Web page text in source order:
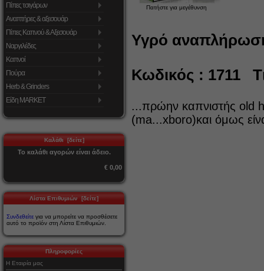
Πίπες τσιγάρων
Αναπτήρες & αξεσουάρ
Πίπες Καπνού & Αξεσουάρ
Ναργιλέδες
Καπνοί
Πούρα
Herb & Grinders
Είδη MARKET
Καλάθι [δείτε]
Το καλάθι αγορών είναι άδειο.
€ 0,00
Λίστα Επιθυμιών [δείτε]
Συνδεθείτε για να μπορείτε να προσθέσετε
αυτό το προϊόν στη Λίστα Επιθυμιών.
Πληροφορίες
Η Εταιρία μας
Πατήστε για μεγέθυνση
Υγρό
Κωδικός : 1711
...πρώην καπνιστής old
(ma...xboro)και όμως